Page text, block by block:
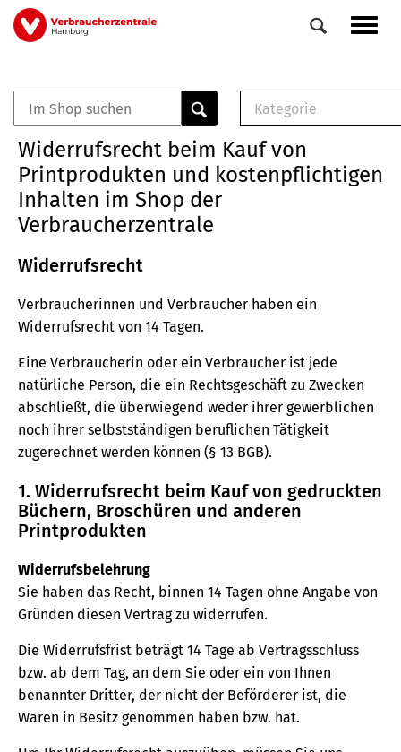
Direkt
zum
Veranstaltungen
0
Elemente
Kategorie
Musterbrief (RTF)
E-Broschüre
Widerrufsrecht beim Kauf von
Printprodukten und kostenpflichtigen
Inhalten im Shop der
Verbraucherzentrale
Widerrufsrecht
Verbraucherinnen und Verbraucher haben ein
Widerrufsrecht von 14 Tagen.
Eine Verbraucherin oder ein Verbraucher ist jede
natürliche Person, die ein Rechtsgeschäft zu Zwecken
abschließt, die überwiegend weder ihrer gewerblichen
noch ihrer selbstständigen beruflichen Tätigkeit
zugerechnet werden können (§ 13 BGB).
1. Widerrufsrecht beim Kauf von gedruckten
Büchern, Broschüren und anderen
Printprodukten
Widerrufsbelehrung
Sie haben das Recht, binnen 14 Tagen ohne Angabe von
Gründen diesen Vertrag zu widerrufen.
Die Widerrufsfrist beträgt 14 Tage ab Vertragsschluss
bzw. ab dem Tag, an dem Sie oder ein von Ihnen
benannter Dritter, der nicht der Beförderer ist, die
Waren in Besitz genommen haben bzw. hat.